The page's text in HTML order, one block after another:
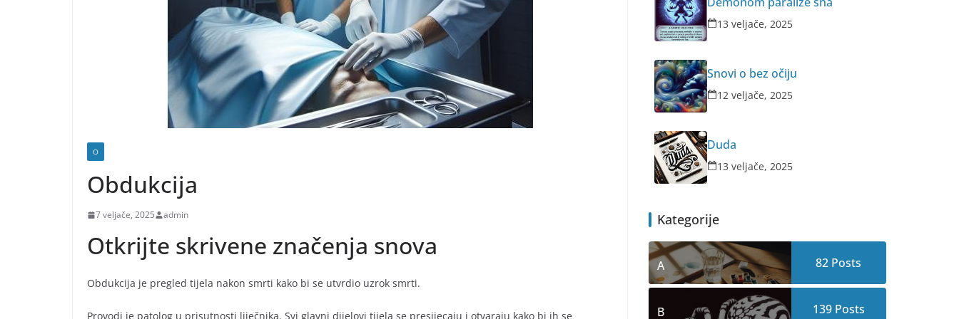
O
Obdukcija
7 veljače, 2025 admin
Otkrijte skrivene značenja snova
Obdukcija je pregled tijela nakon smrti kako bi se utvrdio uzrok smrti.
Provodi je patolog u prisutnosti liječnika. Svi glavni dijelovi tijela se presijecaju i otvaraju kako bi ih se
13 veljače, 2025
Snovi o bez očiju
12 veljače, 2025
Duda
13 veljače, 2025
Kategorije
A 82 Posts
B 139Posts